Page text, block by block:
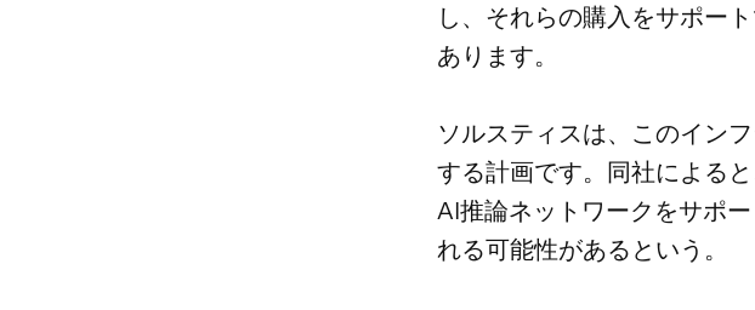
し、それらの購入をサポー
あります。
ソルスティスは、このイン
する計画です。同社による
AI推論ネットワークをサポ
れる可能性があるという。